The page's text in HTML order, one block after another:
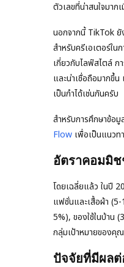
ตัวเลขที่น่าสนใจมาก
นอกจากนี้ TikTok ยั
สำหรับครีเอเตอร์ใน
เกี่ยวกับไลฟ์สไตล์ ก
และน่าเชื่อถือมากขึ้น
เป็นกำได้เช่นกันครับ
สำหรับการศึกษาข้อ
Flow เพื่อเป็นแนวท
อัตราคอมมิ
โดยเฉลี่ยแล้ว ในปี
แฟชั่นและเสื้อผ้า
5%), ของใช้ในบ้าน
กลุ่มเป้าหมายของคุ
ปัจจัยที่มีผล